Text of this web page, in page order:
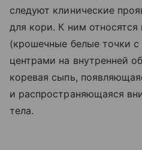
следуют клинические
для кори. К ним относятся
(крошечные белые точки
центрами на внутренней
коревая сыпь,
и распространяющаяся
тела.